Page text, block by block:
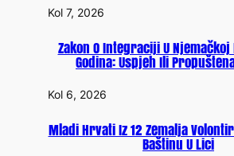
Kol 7, 2026
Zakon O Integraciji U Njemačkoj
Godina: Uspjeh Ili
Kol 6, 2026
Mladi Hrvati Iz 12 Zemalja
Baštinu U Lici